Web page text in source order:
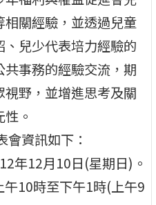
相關經驗，並透過兒童
、兒少代表培力經驗的
共事務的經驗交流，期
視野，並增進思考及關
。
會資訊如下：
年12月10日(星期日)。
午10時至下午1時(上午9